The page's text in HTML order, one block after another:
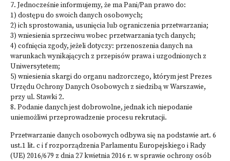
7. Jednocześnie informujemy, że ma Pani/Pan prawo do:
1) dostępu do swoich danych osobowych;
2) ich sprostowania, usunięcia lub ograniczenia przetwarzania;
3) wniesienia sprzeciwu wobec przetwarzania tych danych;
4) cofnięcia zgody, jeżeli dotyczy: przenoszenia danych na
warunkach wynikających z przepisów prawa i uzgodnionych z
Uniwersytetem;
5) wniesienia skargi do organu nadzorczego, którym jest Prezes
Urzędu Ochrony Danych Osobowych z siedzibą w Warszawie,
przy ul. Stawki 2.
8. Podanie danych jest dobrowolne, jednak ich niepodanie
uniemożliwi przeprowadzenie procesu rekrutacji.
Przetwarzanie danych osobowych odbywa się na podstawie art. 6
ust.1 lit. c i f rozporządzenia Parlamentu Europejskiego i Rady
(UE) 2016/679 z dnia 27 kwietnia 2016 r. w sprawie ochrony osób